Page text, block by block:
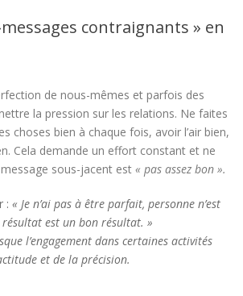
contraignants » en
de nous-mêmes et parfois des
la pression sur les relations. Ne faites
choses bien à chaque fois, avoir l’air bien,
Cela demande un effort constant et ne
sous-jacent est « pas assez bon ».
: « Je n’ai pas à être parfait, personne n’est
est un bon résultat. »
l’engagement dans certaines activités
et de la précision.